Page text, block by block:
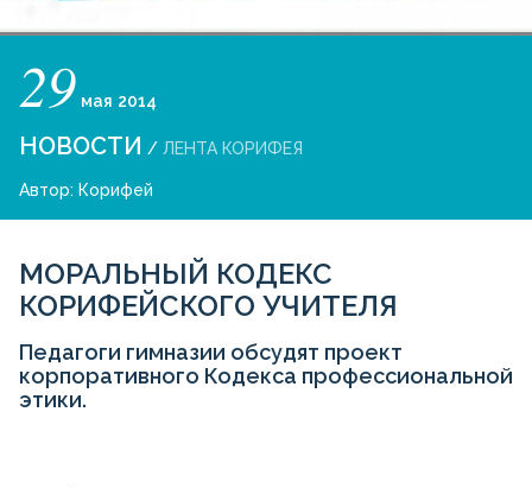
29 мая 2014
НОВОСТИ / ЛЕНТА КОРИФЕЯ
Автор: Корифей
МОРАЛЬНЫЙ КОДЕКС
КОРИФЕЙСКОГО УЧИТЕЛЯ
Педагоги гимназии обсудят проект
корпоративного Кодекса профессиональной
этики.